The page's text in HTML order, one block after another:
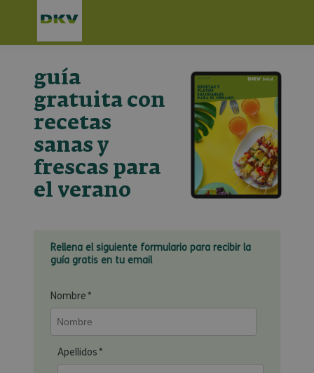
guía
gratuita con
recetas
sanas y
frescas para
el verano
Rellena el siguiente formulario para recibir la
guía gratis en tu email
Nombre*
Apellidos*